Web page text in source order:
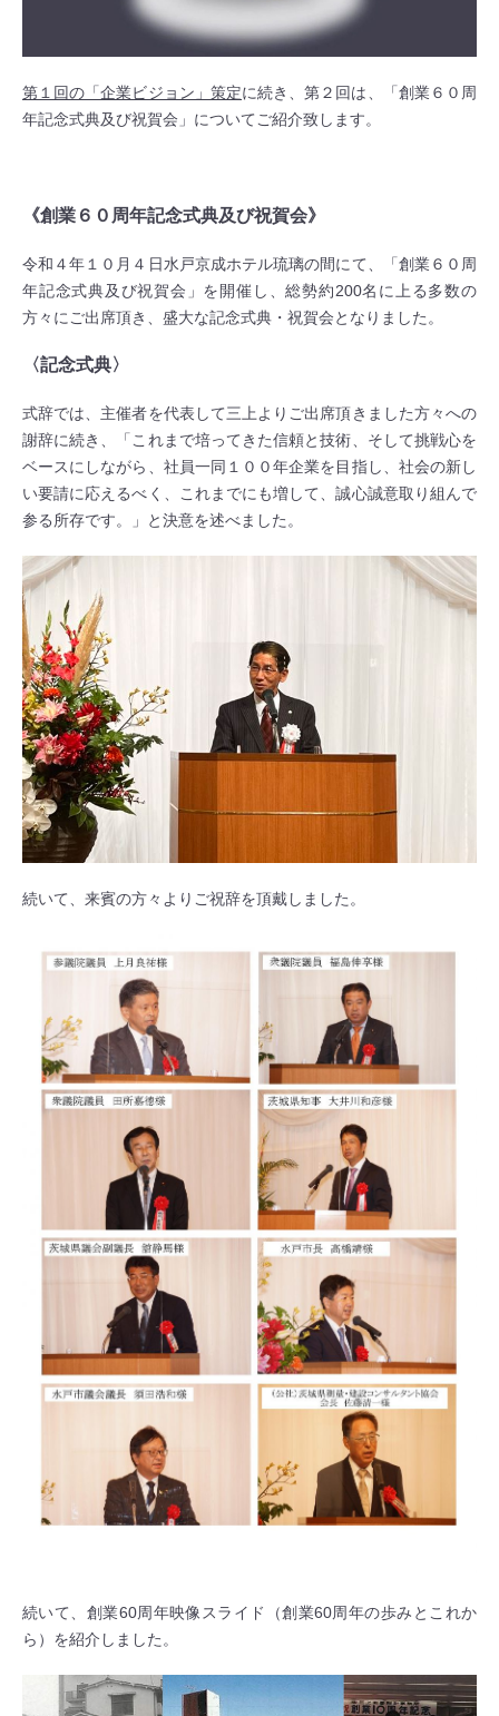
第１回の「企業ビジョン」策定に続き、第２回は、「創業６０周
年記念式典及び祝賀会」についてご紹介致します。
《創業６０周年記念式典及び祝賀会》
令和４年１０月４日水戸京成ホテル琉璃の間にて、「創業６０周
年記念式典及び祝賀会」を開催し、総勢約200名に上る多数の
方々にご出席頂き、盛大な記念式典・祝賀会となりました。
〈記念式典〉
式辞では、主催者を代表して三上よりご出席頂きました方々への
謝辞に続き、「これまで培ってきた信頼と技術、そして挑戦心を
ベースにしながら、社員一同１００年企業を目指し、社会の新し
い要請に応えるべく、これまでにも増して、誠心誠意取り組んで
参る所存です。」と決意を述べました。
続いて、来賓の方々よりご祝辞を頂戴しました。
続いて、創業60周年映像スライド（創業60周年の歩みとこれか
ら）を紹介しました。